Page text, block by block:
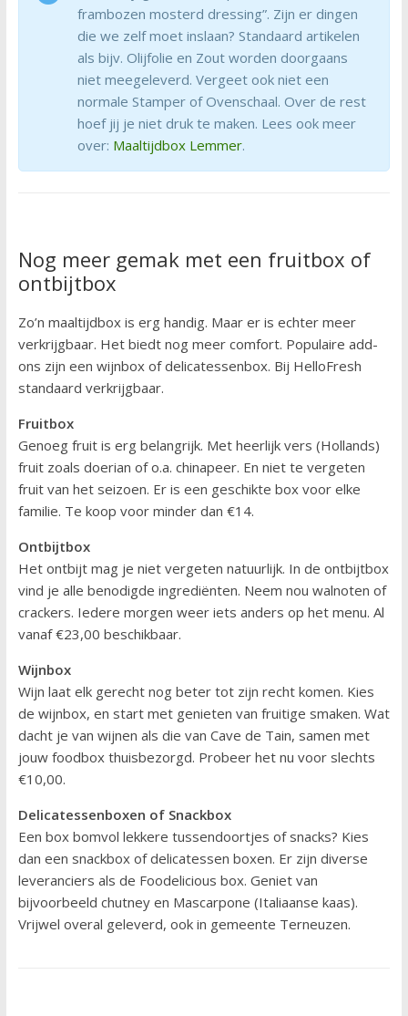
frambozen mosterd dressing”. Zijn er dingen
die we zelf moet inslaan? Standaard artikelen
als bijv. Olijfolie en Zout worden doorgaans
niet meegeleverd. Vergeet ook niet een
normale Stamper of Ovenschaal. Over de rest
hoef jij je niet druk te maken. Lees ook meer
over: Maaltijdbox Lemmer.
Nog meer gemak met een fruitbox of
ontbijtbox
Zo’n maaltijdbox is erg handig. Maar er is echter meer
verkrijgbaar. Het biedt nog meer comfort. Populaire add-
ons zijn een wijnbox of delicatessenbox. Bij HelloFresh
standaard verkrijgbaar.
Fruitbox
Genoeg fruit is erg belangrijk. Met heerlijk vers (Hollands)
fruit zoals doerian of o.a. chinapeer. En niet te vergeten
fruit van het seizoen. Er is een geschikte box voor elke
familie. Te koop voor minder dan €14.
Ontbijtbox
Het ontbijt mag je niet vergeten natuurlijk. In de ontbijtbox
vind je alle benodigde ingrediënten. Neem nou walnoten of
crackers. Iedere morgen weer iets anders op het menu. Al
vanaf €23,00 beschikbaar.
Wijnbox
Wijn laat elk gerecht nog beter tot zijn recht komen. Kies
de wijnbox, en start met genieten van fruitige smaken. Wat
dacht je van wijnen als die van Cave de Tain, samen met
jouw foodbox thuisbezorgd. Probeer het nu voor slechts
€10,00.
Delicatessenboxen of Snackbox
Een box bomvol lekkere tussendoortjes of snacks? Kies
dan een snackbox of delicatessen boxen. Er zijn diverse
leveranciers als de Foodelicious box. Geniet van
bijvoorbeeld chutney en Mascarpone (Italiaanse kaas).
Vrijwel overal geleverd, ook in gemeente Terneuzen.